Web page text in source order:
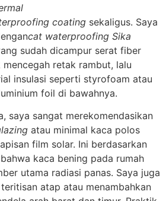
coating sekaligus. Saya
cat waterproofing Sika
sudah dicampur serat fiber
retak rambut, lalu
insulasi seperti styrofoam atau
foil di bawahnya.
saya sangat merekomendasikan
atau minimal kaca polos
film solar. Ini berdasarkan
kaca bening pada rumah
utama radiasi panas. Saya juga
atap atau menambahkan